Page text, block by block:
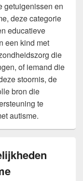
getuigenissen en
deze categorie
educatieve
een kind met
die
of iemand die
stoornis, de
bron die
te
autisme.